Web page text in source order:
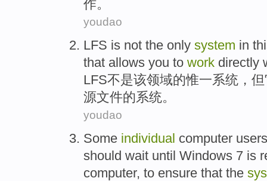
作。
youdao
LFS is not the only system in
that allows you to work directly
LFS不是该领域的惟一系统 ， 但
源文件的系统。
youdao
Some individual computer users
should wait until Windows 7 is
computer, to ensure that the